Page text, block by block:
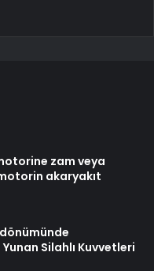
zam veya
akaryakıt
dönümünde
Silahlı Kuvvetleri